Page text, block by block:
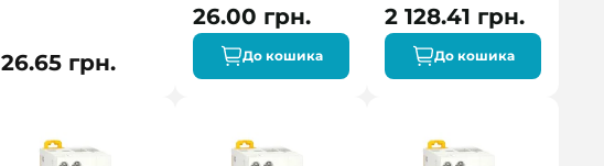
26.65 грн.
26.00 грн.
До кошика
2 128.41 грн.
До кошика